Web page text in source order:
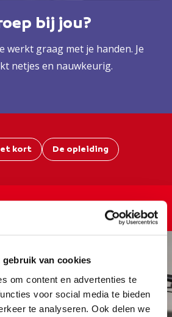
gebruik van cookies
om content en advertenties te
voor social media te bieden
te analyseren. Ook delen we
bij jou?
werkt graag met je handen. Je
netjes en nauwkeurig.
kort De opleiding
mobiliteit en